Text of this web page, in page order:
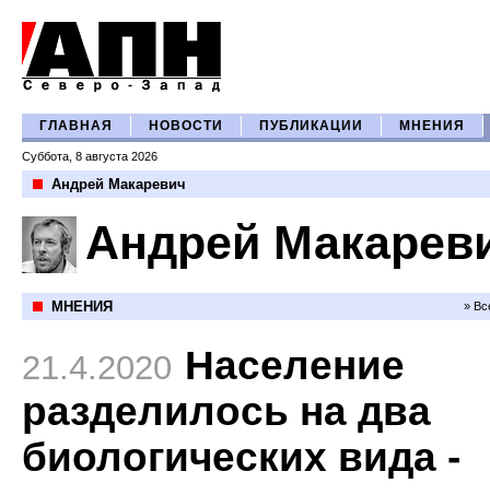
ГЛАВНАЯ НОВОСТИ ПУБЛИКАЦИИ МНЕНИЯ
Суббота, 8 августа 2026
Андрей Макаревич
Андрей
МНЕНИЯ »
21.4.2020 Население
разделилось на два
биологических вида -